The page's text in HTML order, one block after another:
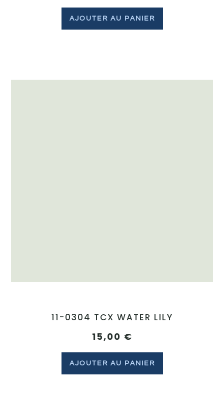
AJOUTER AU PANIER
11-0304 TCX WATER LILY
15,00 €
AJOUTER AU PANIER